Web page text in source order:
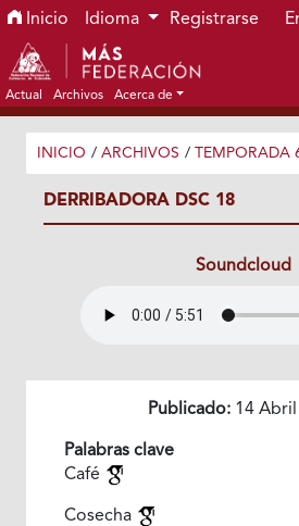
Ir al menú de navegación principal
Ir al contenido principal
Ir al pie de página del sitio
Inicio Idioma Registrarse
Actual Archivos Acerca de
INICIO / ARCHIVOS / TEMPORADA
DERRIBADORA DSC 18
Soundcloud
Publicado:14 Abril
Palabras clave
Café
Cosecha